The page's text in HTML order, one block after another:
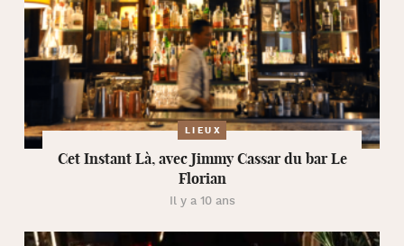
LIEUX
Cet Instant Là, avec Jimmy Cassar du bar Le
Florian
Il y a 10 ans